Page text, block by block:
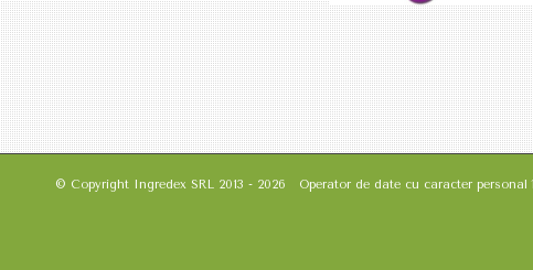
© Copyright Ingredex SRL 2013 - 2026 Operator de date cu caracter personal